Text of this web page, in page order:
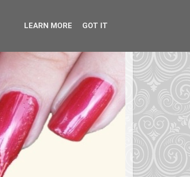
LEARN MORE GOT IT